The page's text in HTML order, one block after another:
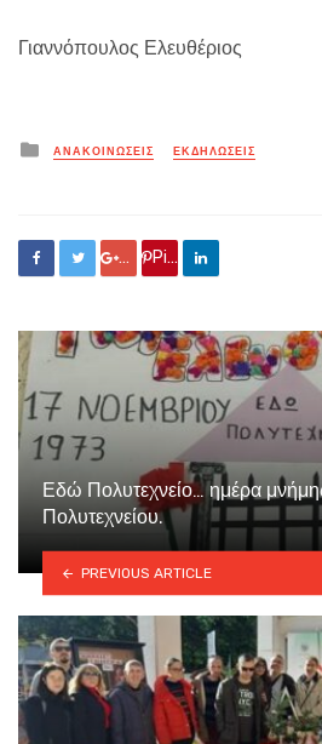
Γιαννόπουλος Ελευθέριος
Posted
in
ΑΝΑΚΟΙΝΏΣΕΙΣ ΕΚΔΗΛΏΣΕΙΣ
Google +
Pin it
Εδώ Πολυτεχνείο… ημέρα
Πολυτεχνείου.
PREVIOUS ARTICLE